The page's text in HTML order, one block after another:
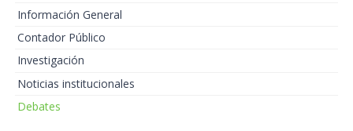
Información General
Contador Público
Investigación
Noticias institucionales
Debates